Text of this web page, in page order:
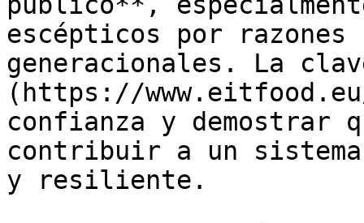
escépticos por
generacionales. La
(https://
confianza y demostrar
contribuir a un
y resiliente.